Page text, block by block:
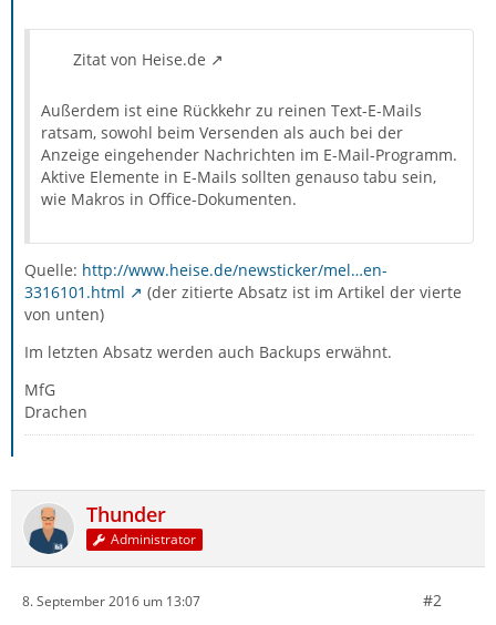
Zitat von Heise.de
Außerdem ist eine Rückkehr zu reinen Text-E-Mails
ratsam, sowohl beim Versenden als auch bei der
Anzeige eingehender Nachrichten im E-Mail-Programm.
Aktive Elemente in E-Mails sollten genauso tabu sein,
wie Makros in Office-Dokumenten.
Quelle: http://www.heise.de/newsticker/mel…en-
3316101.html
(der zitierte Absatz ist im Artikel der vierte
von unten)
Im letzten Absatz werden auch Backups erwähnt.
MfG
Drachen
Thunder
Administrator
8. September 2016 um 13:07 #2